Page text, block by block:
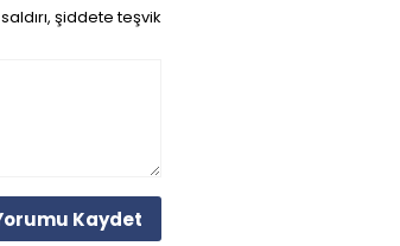
şiddete teşvik
Kaydet